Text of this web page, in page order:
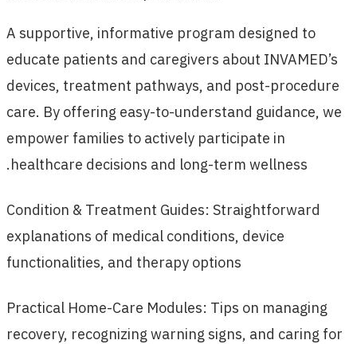
A supportive, informative program designed to
educate patients and caregivers about INVAMED’s
devices, treatment pathways, and post-procedure
care. By offering easy-to-understand guidance, we
empower families to actively participate in
healthcare decisions and long-term wellness.
Condition & Treatment Guides: Straightforward
explanations of medical conditions, device
functionalities, and therapy options
Practical Home-Care Modules: Tips on managing
recovery, recognizing warning signs, and caring for